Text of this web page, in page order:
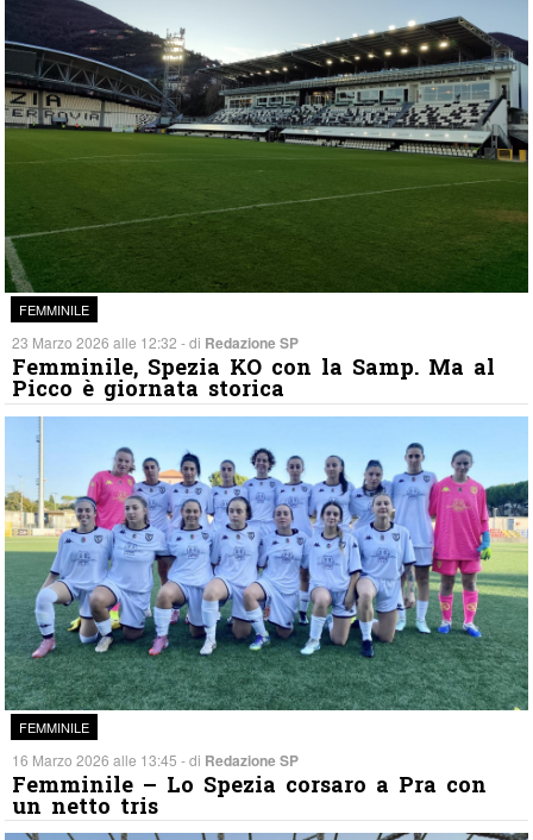
FEMMINILE
23 Marzo 2026 alle 12:32 - di Redazione SP
Femminile, Spezia KO con la Samp. Ma al
Picco è giornata storica
FEMMINILE
16 Marzo 2026 alle 13:45 - di Redazione SP
Femminile – Lo Spezia corsaro a Pra con
un netto tris